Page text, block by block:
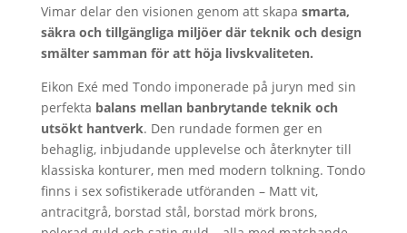
Vimar delar den visionen genom att skapa smarta,
säkra och tillgängliga miljöer där teknik och design
smälter samman för att höja livskvaliteten.
Eikon Exé med Tondo imponerade på juryn med sin
perfekta balans mellan banbrytande teknik och
utsökt hantverk. Den rundade formen ger en
behaglig, inbjudande upplevelse och återknyter till
klassiska konturer, men med modern tolkning. Tondo
finns i sex sofistikerade utföranden – Matt vit,
antracitgrå, borstad stål, borstad mörk brons,